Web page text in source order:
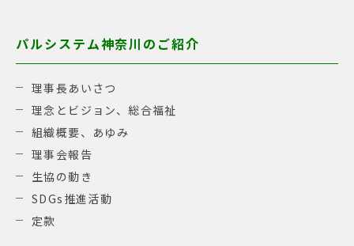
パルシステム神奈川のご紹介
理事長あいさつ
理念とビジョン、総合福祉
組織概要、あゆみ
理事会報告
生協の動き
SDGs推進活動
定款